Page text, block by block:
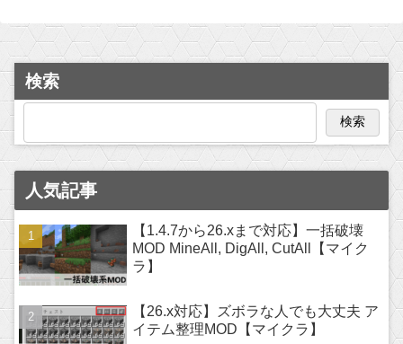
検索
検索
人気記事
【1.4.7から26.xまで対応】一括破壊
MOD MineAll, DigAll, CutAll【マイク
ラ】
【26.x対応】ズボラな人でも大丈夫 ア
イテム整理MOD【マイクラ】